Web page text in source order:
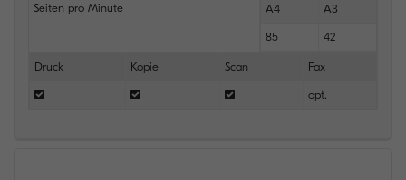
Seiten pro Minute A4 A3
85 42
Druck Kopie Scan Fax
opt.